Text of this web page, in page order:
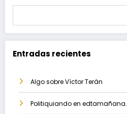
Entradas recientes
Algo sobre Víctor Terán
Politiquiando en edtamañana.